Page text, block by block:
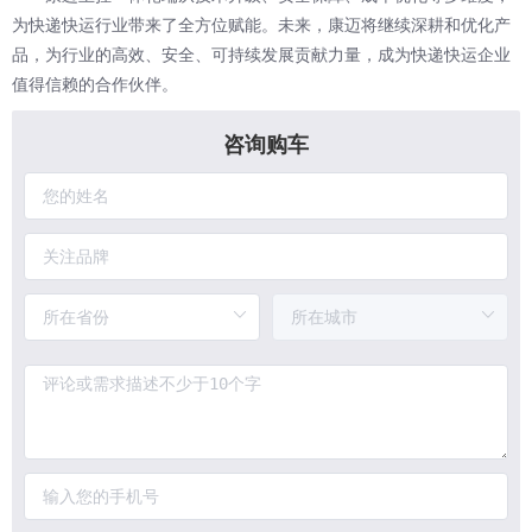
为快递快运行业带来了全方位赋能。未来，康迈将继续深耕和优化产
品，为行业的高效、安全、可持续发展贡献力量，成为快递快运企业
值得信赖的合作伙伴。
咨询购车